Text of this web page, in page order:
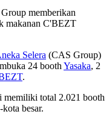
Selera (CAS Group)
24 booth Yasaka, 2
.
memiliki total 2.021 booth
besar.